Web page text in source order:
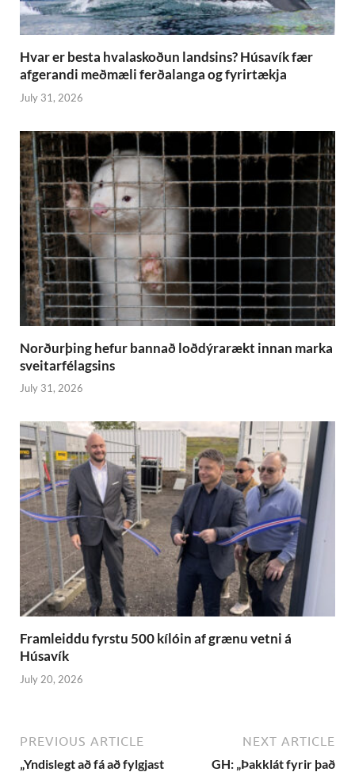
Hvar er besta hvalaskoðun landsins? Húsavík fær
afgerandi meðmæli ferðalanga og fyrirtækja
July 31, 2026
Norðurþing hefur bannað loðdýrarækt innan marka
sveitarfélagsins
July 31, 2026
Framleiddu fyrstu 500 kílóin af grænu vetni á
Húsavík
July 20, 2026
PREVIOUS ARTICLE
„Yndislegt að fá að fylgjast
NEXT ARTICLE
GH: „Þakklát fyrir það